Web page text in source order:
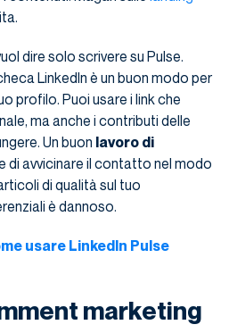
dire solo scrivere su Pulse.
LinkedIn è un buon modo per
profilo. Puoi usare i link che
ma anche i contributi delle
Un buon lavoro di
di avvicinare il contatto nel modo
di qualità sul tuo
è dannoso.
usare LinkedIn Pulse
marketing